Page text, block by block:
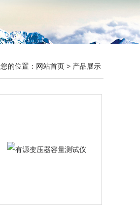
您的位置： 网站首页 > 产品展示